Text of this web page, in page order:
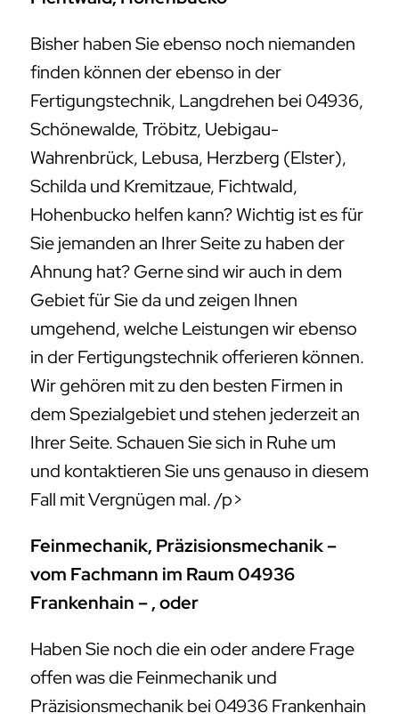
Bisher haben Sie ebenso noch niemanden
finden können der ebenso in der
Fertigungstechnik, Langdrehen bei 04936,
Schönewalde, Tröbitz, Uebigau-
Wahrenbrück, Lebusa, Herzberg (Elster),
Schilda und Kremitzaue, Fichtwald,
Hohenbucko helfen kann? Wichtig ist es für
Sie jemanden an Ihrer Seite zu haben der
Ahnung hat? Gerne sind wir auch in dem
Gebiet für Sie da und zeigen Ihnen
umgehend, welche Leistungen wir ebenso
in der Fertigungstechnik offerieren können.
Wir gehören mit zu den besten Firmen in
dem Spezialgebiet und stehen jederzeit an
Ihrer Seite. Schauen Sie sich in Ruhe um
und kontaktieren Sie uns genauso in diesem
Fall mit Vergnügen mal. /p>
Feinmechanik, Präzisionsmechanik –
vom Fachmann im Raum 04936
Frankenhain – , oder
Haben Sie noch die ein oder andere Frage
offen was die Feinmechanik und
Präzisionsmechanik bei 04936 Frankenhain